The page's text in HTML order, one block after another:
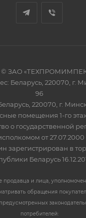
© ЗАО
Беларусь, 220070, г.
96
220070, г.
помещения 1-го
о государственной
от 27.07.2000
зарегистрирован в
Беларусь
продавца и лица,
обращения
потребителей: